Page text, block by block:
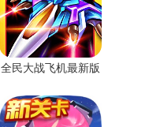
全民大战飞机最新版